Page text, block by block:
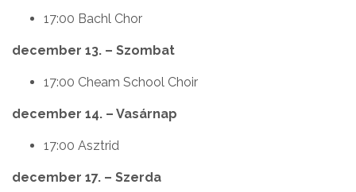
17:00 Bachl Chor
december 13. – Szombat
17:00 Cheam School Choir
december 14. – Vasárnap
17:00 Asztrid
december 17. – Szerda